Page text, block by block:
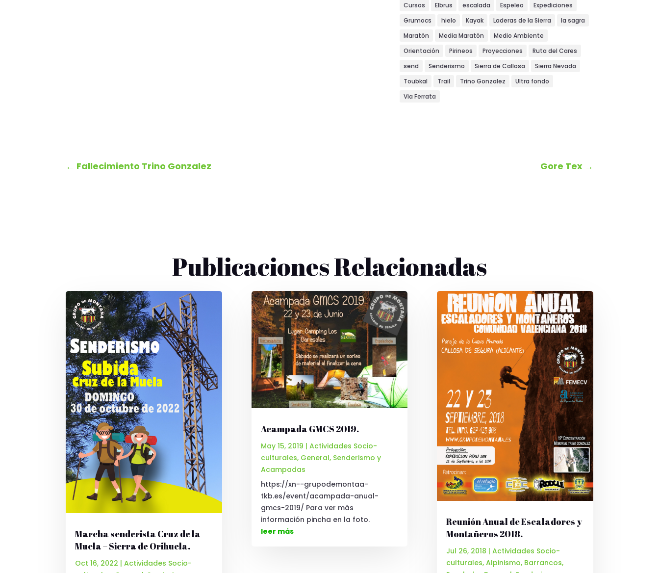
Cursos
Elbrus escalada Espeleo
Expediciones
Grumocs
hielo Kayak Laderas de la Sierra
la sagra
Maratón
Media Maratón
Medio Ambiente
Orientación
Pirineos Proyecciones
Ruta del Cares
send
Senderismo Sierra de Callosa
Sierra Nevada
Toubkal
Trail Trino Gonzalez
Ultra fondo
Via Ferrata
← Fallecimiento Trino Gonzalez Gore Tex→
Publicaciones Relacionadas
Marcha senderista Cruz de la
Muela – Sierra de Orihuela.
Oct 16, 2022 |Actividades Socio-
Acampada GMCS 2019.
May 15, 2019 | Actividades Socio-
culturales, General, Senderismo y
Acampadas
https://xn--grupodemontaa-
tkb.es/event/acampada-anual-
gmcs-2019/ Para ver más
información pincha en la foto.
leer más
Reunión Anual de Escaladores y
Montañeros 2018.
Jul 26, 2018 | Actividades Socio-
culturales, Alpinismo, Barrancos,